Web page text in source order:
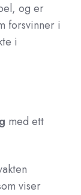
og er
forsvinner i
i
med ett
viser